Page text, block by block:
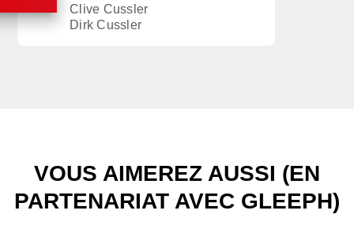
Clive Cussler
Dirk Cussler
VOUS AIMEREZ AUSSI (EN
PARTENARIAT AVEC GLEEPH)